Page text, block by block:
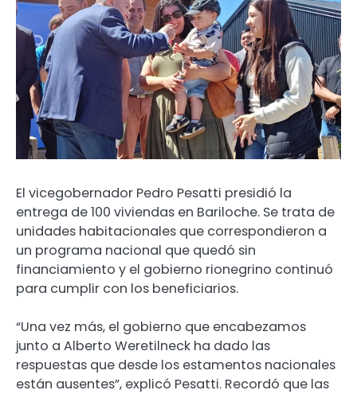
El vicegobernador Pedro Pesatti presidió la
entrega de 100 viviendas en Bariloche. Se trata de
unidades habitacionales que correspondieron a
un programa nacional que quedó sin
financiamiento y el gobierno rionegrino continuó
para cumplir con los beneficiarios.
“Una vez más, el gobierno que encabezamos
junto a Alberto Weretilneck ha dado las
respuestas que desde los estamentos nacionales
están ausentes”, explicó Pesatti. Recordó que las